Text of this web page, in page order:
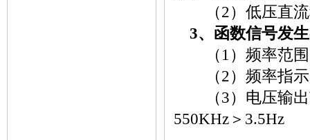
（2）低压直流
3、函数信号发
（1）频率范围
（2）频率指示
（3）电压输出
550KHz＞3.5Hz